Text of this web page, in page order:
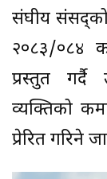
संघीय
२०८३/०८४
प्रस्तुत
व्यक्तिको
प्रेरित गरिने